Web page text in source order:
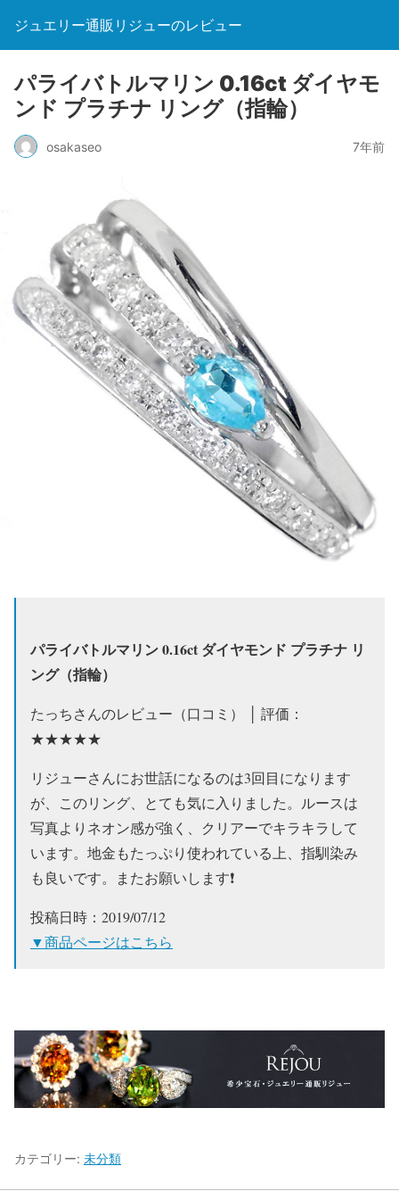
ジュエリー通販リジューのレビュー
パライバトルマリン 0.16ct ダイヤモ
ンド プラチナ リング（指輪）
osakaseo 7年前
パライバトルマリン 0.16ct ダイヤモンド プラチナ リ
ング（指輪）
たっちさんのレビュー（口コミ） │ 評価：
★★★★★
リジューさんにお世話になるのは3回目になります
が、このリング、とても気に入りました。ルースは
写真よりネオン感が強く、クリアーでキラキラして
います。地金もたっぷり使われている上、指馴染み
も良いです。またお願いします❗
投稿日時：2019/07/12
▼商品ページはこちら
カテゴリー: 未分類